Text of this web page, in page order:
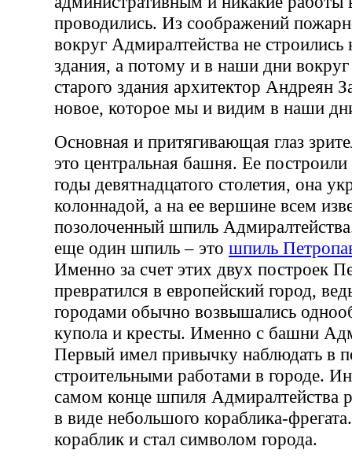
проводились. Из соображений
вокруг Адмиралтейства не строились
здания, а потому и в наши дни
старого здания архитектор Андреян
новое, которое мы и видим в наши
Основная и притягивающая глаз
это центральная башня. Ее
годы девятнадцатого столетия, она
колоннадой, а на ее вершине всем
позолоченный шпиль
еще один шпиль – это шпиль
Именно за счет этих двух построек
превратился в европейский город,
городами обычно возвышались
купола и кресты. Именно с башни
Первый имел привычку наблюдать в
строительными работами в городе.
самом конце шпиля Адмиралтейства
в виде небольшого кораблика-
кораблик и стал символом города.